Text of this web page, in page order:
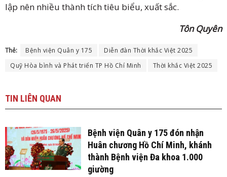
lập nên nhiều thành tích tiêu biểu, xuất sắc.
Tôn Quyên
Thẻ: Bệnh viện Quân y 175
Diễn đàn Thời khắc Việt 2025
Quỹ Hòa bình và Phát triển TP Hồ Chí Minh
Thời khắc Việt 2025
TIN LIÊN QUAN
Bệnh viện Quân y 175 đón nhận
Huân chương Hồ Chí Minh, khánh
thành Bệnh viện Đa khoa 1.000
giường